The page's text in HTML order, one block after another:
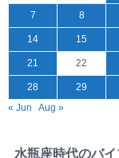
7 8
14 15
21 22
28 29
« Jun
Aug »
水瓶座時代のバ